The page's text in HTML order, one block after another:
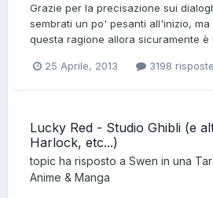
Grazie per la precisazione sui
sembrati un po' pesanti all'inizio,
questa ragione allora sicuramente è
25 Aprile, 2013 3198 risposte
Lucky Red - Studio Ghibli (e
Harlock, etc...)
topic ha risposto a Swen in una
Anime & Manga